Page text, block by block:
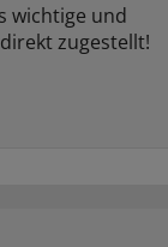
wichtige und
zugestellt!